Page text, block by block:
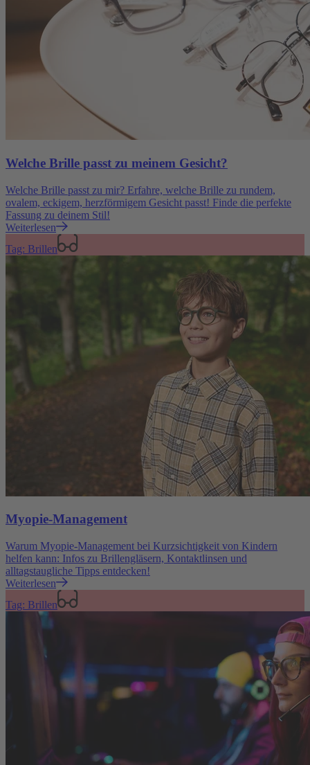
Welche Brille passt zu meinem Gesicht?
Welche Brille passt zu mir? Erfahre, welche Brille zu rundem,
ovalem, eckigem, herzförmigem Gesicht passt! Finde die perfekte
Fassung zu deinem Stil!
Weiterlesen
Tag: Brillen
Myopie-Management
Warum Myopie-Management bei Kurzsichtigkeit von Kindern
helfen kann: Infos zu Brillengläsern, Kontaktlinsen und
alltagstaugliche Tipps entdecken!
Weiterlesen
Tag: Brillen